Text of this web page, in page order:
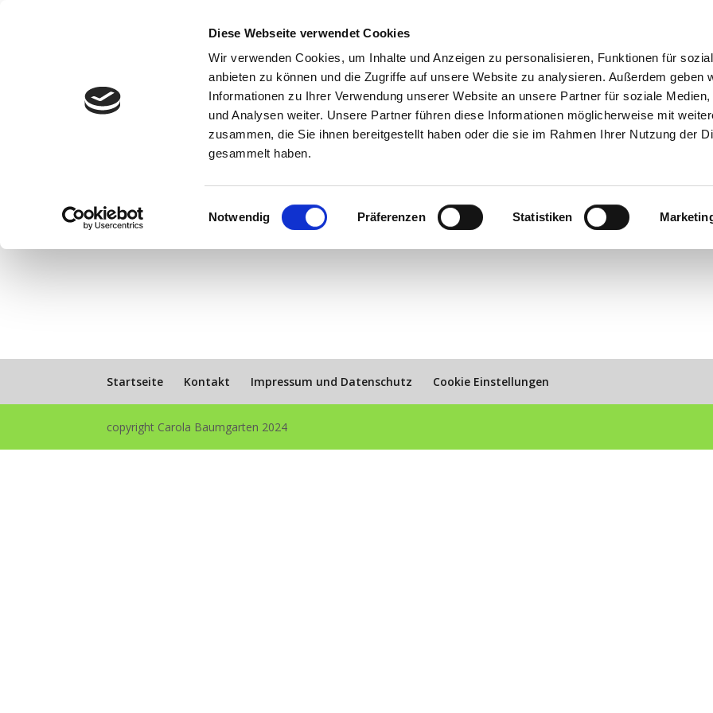
Diese Webseite verwendet Cookies
Wir verwenden Cookies, um Inhalte und Anzeigen zu personalisieren, Funktionen für
anbieten zu können und die Zugriffe auf unsere Website zu analysieren. Außerdem geben
Informationen zu Ihrer Verwendung unserer Website an unsere Partner für soziale Medien,
und Analysen weiter. Unsere Partner führen diese Informationen möglicherweise mit
zusammen, die Sie ihnen bereitgestellt haben oder die sie im Rahmen Ihrer Nutzung der
gesammelt haben.
Einwilligungsauswahl
Notwendig Präferenzen Statistiken
Starke Eltern – Starke Kinder Podcast Über mich Blog
Auf die eigenen Gefühle hören
von Carola Baumgarten|Mai 4, 2017|Uncategorized
„Hörst du nicht, dass er sitzt?“ Mit dieser Frage habe ich damals meinen Mann schwer beeindruckt.
ich wusste gar nicht warum. Für mich war es selbstverständlich, dass ich am Weinen unseres damals
Startseite Kontakt Impressum und Datenschutz Cookie Einstellungen
copyright Carola Baumgarten 2024